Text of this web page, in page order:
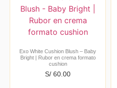
Exo White Cushion Blush – Baby
Bright | Rubor en crema formato
cushion
S/ 60.00